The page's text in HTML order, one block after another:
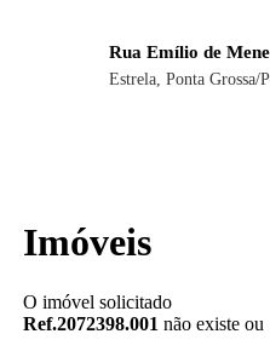
Rua Emílio de
Estrela, Ponta Grossa/
Imóveis
O imóvel solicitado
Ref.2072398.001 não existe ou